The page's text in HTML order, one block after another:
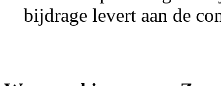
bijdrage levert aan de